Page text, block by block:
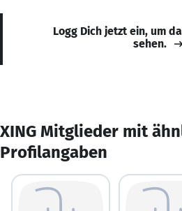
Logg Dich jetzt ein, um
sehen.
XING Mitglieder mit
Profilangaben